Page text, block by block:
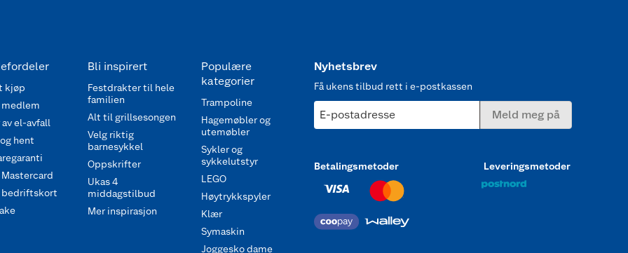
kjøp
medlem
av el-avfall
hent
bedriftskort
Bli inspirert
Festdrakter til hele
familien
Alt til grillsesongen
Velg riktig
barnesykkel
Oppskrifter
Ukas 4
middagstilbud
Mer inspirasjon
Populære
kategorier
Trampoline
Hagemøbler og
utemøbler
Sykler og
sykkelutstyr
LEGO
Høytrykkspyler
Klær
Symaskin
Joggesko dame
Nyhetsbrev
Få ukens tilbud rett i e-postkassen
E-postadresse Meld meg på
Betalingsmetoder Leveringsmetoder